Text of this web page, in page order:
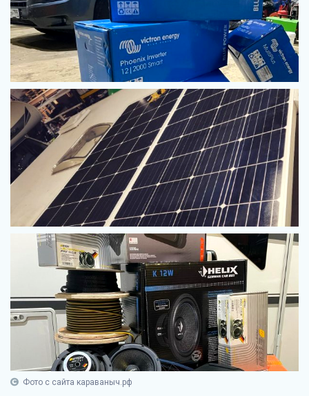
Фото с сайта караваныч.рф